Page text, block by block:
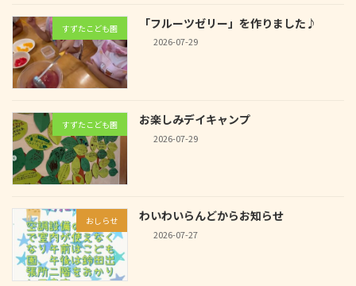
すずたこども園 「フルーツゼリー」を作りました♪
2026-07-29
すずたこども園 お楽しみデイキャンプ
2026-07-29
おしらせ わいわいらんどからお知らせ
2026-07-27